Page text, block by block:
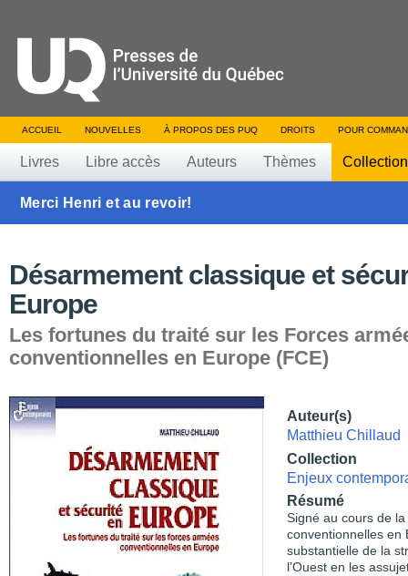
ACCUEIL NOUVELLES À PROPOS DES PUQ DROITS POUR
Livres Libre accès Auteurs Thèmes
Merci Henri et au revoir!
Désarmement classique et
Europe
Les fortunes du traité sur les Forces
conventionnelles en Europe (FCE)
Auteur(s)
Matthieu Chillaud
Collection
Enjeux
Résumé
Signé au cours de
conventionnelles en
substantielle de la
l’Ouest en les